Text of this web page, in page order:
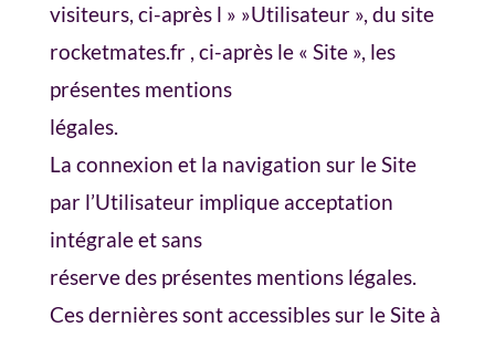
visiteurs, ci-après l » »Utilisateur », du site
rocketmates.fr , ci-après le « Site », les
présentes mentions
légales.
La connexion et la navigation sur le Site
par l’Utilisateur implique acceptation
intégrale et sans
réserve des présentes mentions légales.
Ces dernières sont accessibles sur le Site à